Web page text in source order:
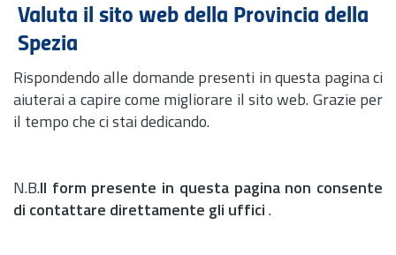
Valuta il sito web della Provincia della
Spezia
Rispondendo alle domande presenti in questa pagina ci
aiuterai a capire come migliorare il sito web. Grazie per
il tempo che ci stai dedicando.
N.B.Il form presente in questa pagina non consente
di contattare direttamente gli uffici .